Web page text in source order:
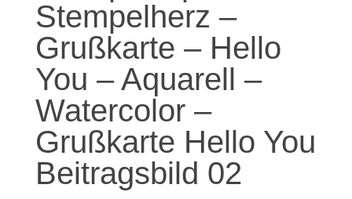
Stempelherz –
Grußkarte – Hello
You – Aquarell –
Watercolor –
Grußkarte Hello You
Beitragsbild 02